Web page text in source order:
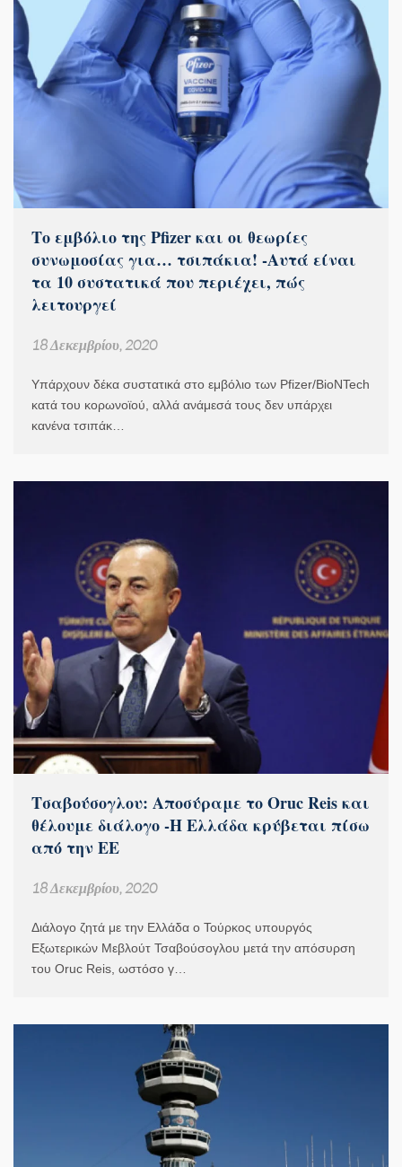
Το εμβόλιο της Pfizer και οι θεωρίες
συνωμοσίας για… τσιπάκια! -Αυτά είναι
τα 10 συστατικά που περιέχει, πώς
λειτουργεί
18 Δεκεμβρίου, 2020
Υπάρχουν δέκα συστατικά στο εμβόλιο των Pfizer/BioNTech
κατά του κορωνοϊού, αλλά ανάμεσά τους δεν υπάρχει
κανένα τσιπάκ…
Τσαβούσογλου: Αποσύραμε το Oruc Reis και
θέλουμε διάλογο -Η Ελλάδα κρύβεται πίσω
από την ΕΕ
18 Δεκεμβρίου, 2020
Διάλογο ζητά με την Ελλάδα ο Τούρκος υπουργός
Εξωτερικών Μεβλούτ Τσαβούσογλου μετά την απόσυρση
του Oruc Reis, ωστόσο γ…